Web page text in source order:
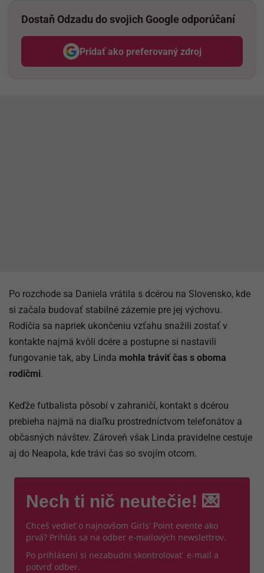
Dostaň Odzadu do svojich Google odporúčaní
Pridať ako preferovaný zdroj
Odzadu, odkaz sa otvorí v
Po rozchode sa Daniela vrátila s dcérou na Slovensko, kde
si začala budovať stabilné zázemie pre jej výchovu.
Rodičia sa napriek ukončeniu vzťahu snažili zostať v
kontakte najmä kvôli dcére a postupne si nastavili
fungovanie tak, aby Linda mohla tráviť čas s oboma
rodičmi.
Keďže futbalista pôsobí v zahraničí, kontakt s dcérou
prebieha najmä na diaľku prostredníctvom telefonátov a
občasných návštev. Zároveň však Linda pravidelne cestuje
aj do Neapola, kde trávi čas so svojím otcom.
Nech ti nič neutečie! 💌
Chceš vedieť o najnovšom Girls' Point evente ako
prvá? Prihlás sa na odber e-mailových newslettrov.
Po prihlásení si nezabudni skontrolovať e-mail a
potvrď odber.